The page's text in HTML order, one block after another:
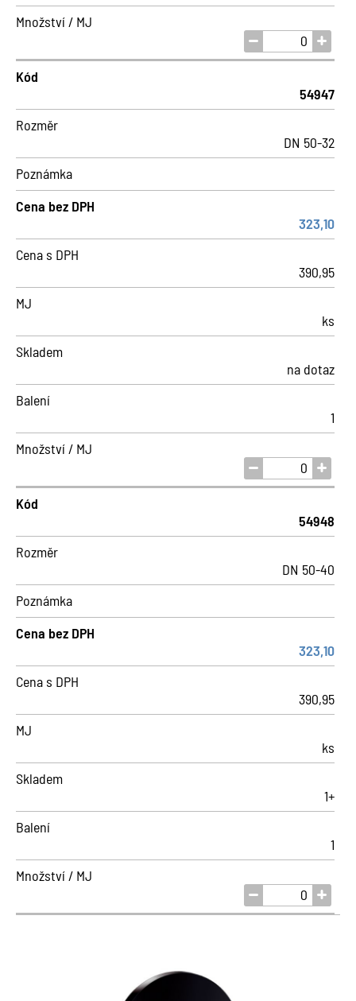
Množství / MJ
Kód
54947
Rozměr
DN 50-32
Poznámka
Cena bez DPH
323,10
Cena s DPH
390,95
MJ
ks
Skladem
na dotaz
Balení
1
Množství / MJ
Kód
54948
Rozměr
DN 50-40
Poznámka
Cena bez DPH
323,10
Cena s DPH
390,95
MJ
ks
Skladem
1+
Balení
1
Množství / MJ